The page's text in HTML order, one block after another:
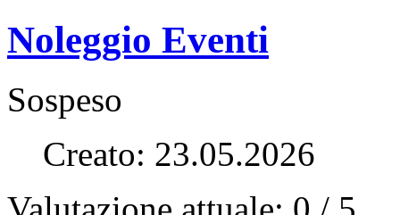
Noleggio Eventi
Sospeso
Creato: 23.05.2026